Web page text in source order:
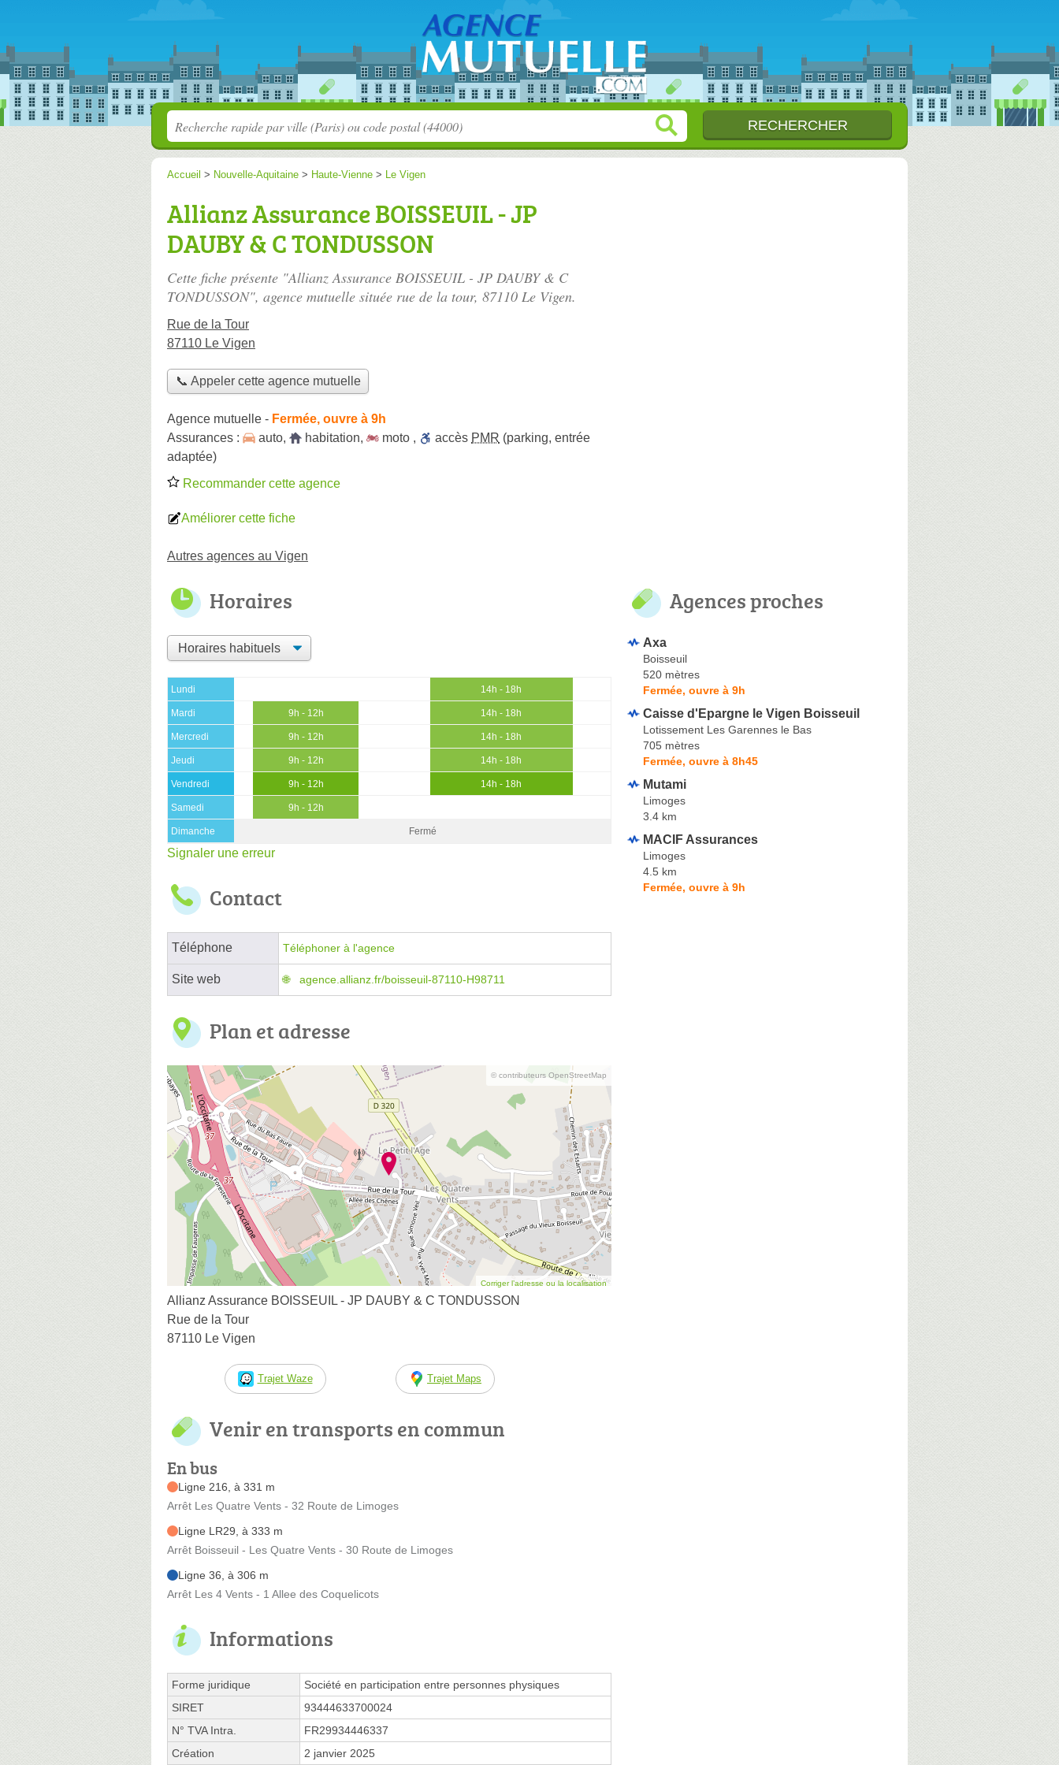
Accueil > Nouvelle-Aquitaine > Haute-Vienne > Le Vigen
Allianz Assurance BOISSEUIL - JP
DAUBY & C TONDUSSON
Cette fiche présente "Allianz Assurance BOISSEUIL - JP DAUBY & C
TONDUSSON", agence mutuelle située rue de la tour, 87110 Le Vigen.
Rue de la Tour
87110 Le Vigen
📞 Appeler cette agence mutuelle
Agence mutuelle - Fermée, ouvre à 9h
Assurances :
auto, habitation, moto , accès PMR (parking, entrée
adaptée)
Recommander cette agence
Améliorer cette fiche
Autres agences au Vigen
Horaires
Lundi 14h - 18h
Mardi 9h - 12h 14h - 18h
Mercredi 9h - 12h 14h - 18h
Jeudi 9h - 12h 14h - 18h
Vendredi 9h - 12h 14h - 18h
Samedi 9h - 12h
Dimanche Fermé
Signaler une erreur
Contact
Téléphone Téléphoner à l'agence
Site web agence.allianz.fr/boisseuil-87110-H98711
Plan et adresse
© contributeurs OpenStreetMap
Corriger l’adresse ou la localisation
Allianz Assurance BOISSEUIL - JP DAUBY & C TONDUSSON
Rue de la Tour
87110 Le Vigen
Trajet Waze Trajet Maps
Venir en transports en commun
En bus
Ligne 216, à 331 m
Arrêt Les Quatre Vents - 32 Route de Limoges
Ligne LR29, à 333 m
Arrêt Boisseuil - Les Quatre Vents - 30 Route de Limoges
Ligne 36, à 306 m
Arrêt Les 4 Vents - 1 Allee des Coquelicots
Informations
Forme juridique
Société en participation entre personnes physiques
SIRET
93444633700024
N° TVA Intra.
FR29934446337
Création
2 janvier 2025
Agences proches
Axa
Boisseuil
520 mètres
Fermée, ouvre à 9h
Caisse d'Epargne le Vigen Boisseuil
Lotissement Les Garennes le Bas
705 mètres
Fermée, ouvre à 8h45
Mutami
Limoges
3.4 km
MACIF Assurances
Limoges
4.5 km
Fermée, ouvre à 9h